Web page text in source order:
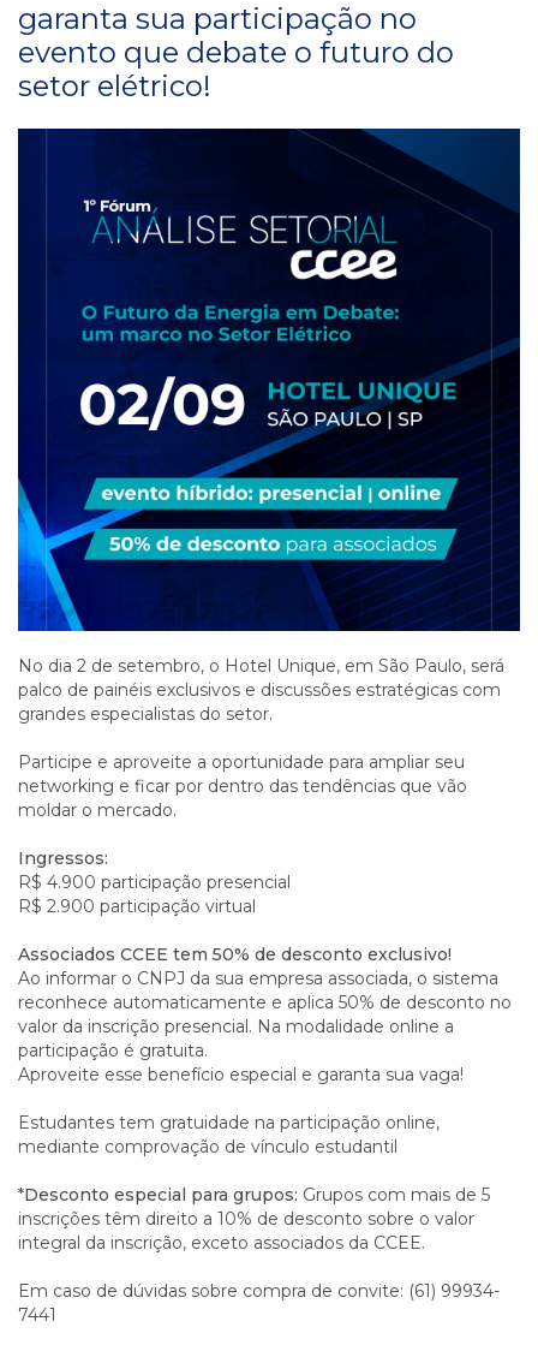
garanta sua participação no
evento que debate o futuro do
setor elétrico!
No dia 2 de setembro, o Hotel Unique, em São Paulo, será
palco de painéis exclusivos e discussões estratégicas com
grandes especialistas do setor.
Participe e aproveite a oportunidade para ampliar seu
networking e ficar por dentro das tendências que vão
moldar o mercado.
Ingressos:
R$ 4.900 participação presencial
R$ 2.900 participação virtual
Associados CCEE tem 50% de desconto exclusivo!
Ao informar o CNPJ da sua empresa associada, o sistema
reconhece automaticamente e aplica 50% de desconto no
valor da inscrição presencial. Na modalidade online a
participação é gratuita.
Aproveite esse benefício especial e garanta sua vaga!
Estudantes tem gratuidade na participação online,
mediante comprovação de vínculo estudantil
*Desconto especial para grupos: Grupos com mais de 5
inscrições têm direito a 10% de desconto sobre o valor
integral da inscrição, exceto associados da CCEE.
Em caso de dúvidas sobre compra de convite: (61) 99934-
7441